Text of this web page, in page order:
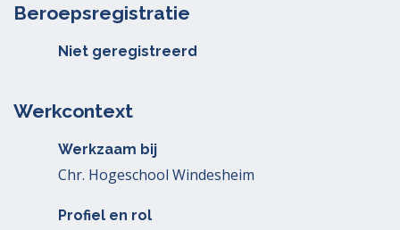
Beroepsregistratie
Niet geregistreerd
Werkcontext
Werkzaam bij
Chr. Hogeschool Windesheim
Profiel en rol